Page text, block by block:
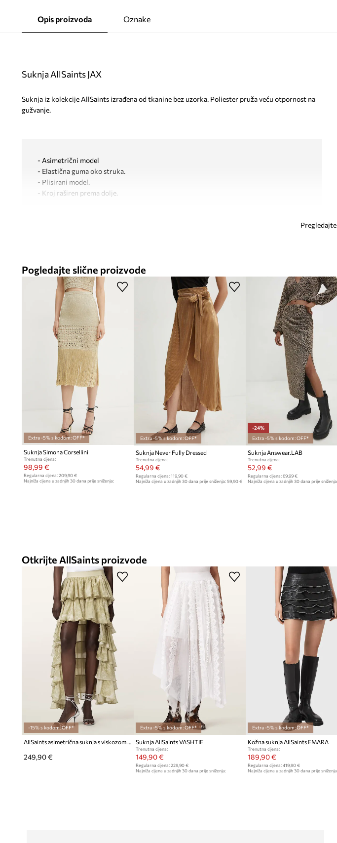
Opis proizvoda Oznake
Suknja AllSaints JAX
Suknja iz kolekcije AllSaints izrađena od tkanine bez uzorka. Poliester pruža veću otpornost na
gužvanje.
- Asimetrični model
- Elastična guma oko struka.
- Plisirani model.
- Kroj raširen prema dolje.
Pogledajte slične proizvode
Extra -5% s kodom: OFF*
Suknja Simona Corsellini
Trenutna cijena:
98,99 €
Regularna cijena: 209,90 €
Najniža cijena u zadnjih 30 dana prije sniženja:
Extra -5% s kodom: OFF*
Suknja Never Fully Dressed
Trenutna cijena:
54,99 €
Regularna cijena:119,90 €
Najniža cijena u zadnjih 30 dana prije sniženja:59,90 €
-24%
Extra -5% s kodom: OFF*
Suknja Answear.LAB
Trenutna cijena:
52,99 €
Regularna cijena: 69,99 €
Najniža cijena u zadnjih 30 dana prije
Otkrijte AllSaints proizvode
-15% s kodom: OFF*
AllSaints asimetrična suknja s viskozom CAVARLY
249,90 €
Extra -5% s kodom: OFF*
Suknja AllSaints VASHTIE
Trenutna cijena:
149,90 €
Regularna cijena:229,90 €
Najniža cijena u zadnjih 30 dana prije sniženja:
Extra -5% s kodom: OFF*
Kožna suknja AllSaints EMARA
Trenutna cijena:
189,90 €
Regularna cijena: 419,90 €
Najniža cijena u zadnjih 30 dana prije